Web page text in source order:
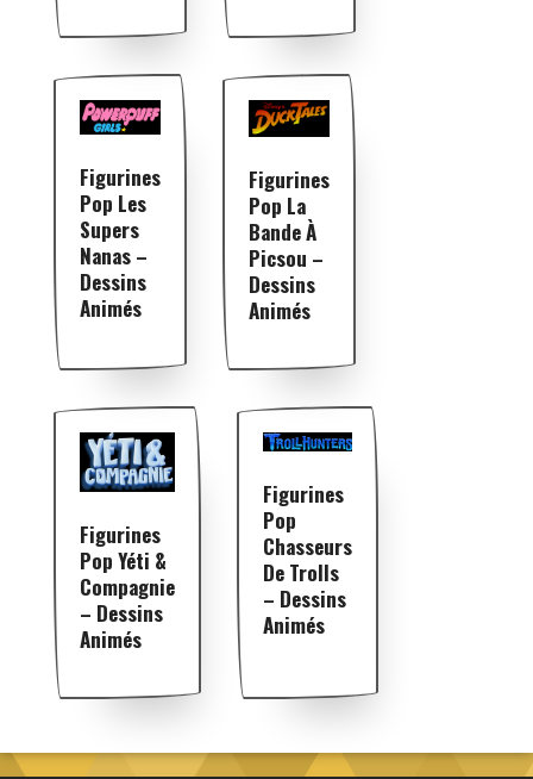
Figurines
Pop Les
Supers
Nanas –
Dessins
Animés
Figurines
Pop La
Bande À
Picsou –
Dessins
Animés
Figurines
Pop Yéti &
Compagnie
– Dessins
Animés
Figurines
Pop
Chasseurs
De Trolls
– Dessins
Animés